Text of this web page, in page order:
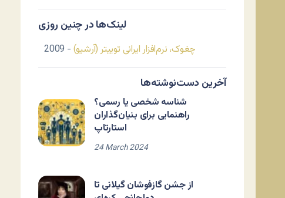
لینک‌ها در چنین روزی
چغوک، نرم‌افزار ایرانی توییتر (آرشیو) - 2009
آخرین دست‌نوشته‌ها
شناسه شخصی یا رسمی؟
راهنمایی برای بنیان‌گذاران
استارتاپ
24 March 2024
از جشن گازفوشان گیلانی تا